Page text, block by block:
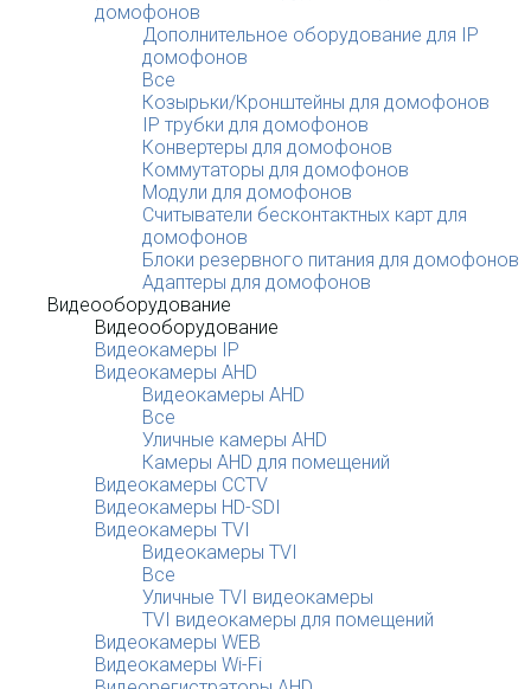
домофонов
Дополнительное оборудование для IP
домофонов
Все
Козырьки/Кронштейны для домофонов
IP трубки для домофонов
Конвертеры для домофонов
Коммутаторы для домофонов
Модули для домофонов
Считыватели бесконтактных карт для
домофонов
Блоки резервного питания для домофонов
Адаптеры для домофонов
Видеооборудование
Видеооборудование
Видеокамеры IP
Видеокамеры AHD
Видеокамеры AHD
Все
Уличные камеры AHD
Камеры AHD для помещений
Видеокамеры CCTV
Видеокамеры HD-SDI
Видеокамеры TVI
Видеокамеры TVI
Все
Уличные TVI видеокамеры
TVI видеокамеры для помещений
Видеокамеры WEB
Видеокамеры Wi-Fi